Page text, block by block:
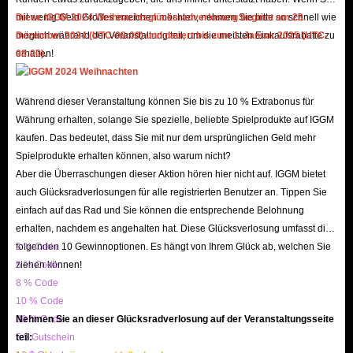
optimalen Start ins Spiel, ohne Ihr Budget zu sprengen.
Blitzschnelle Lieferung: Wir legen Wert auf schnellen Service – nicht nur
auf dem Spielfeld. Sobald Ihre Bestellung bestätigt ist, sorgt unser
innerhalb von nur 15 Minuten bearbeitet werden und Sie Ihre Account-
Details sowie alle relevanten Informationen per E-Mail erhalten. Langes
Warten gehört der Vergangenheit an. Schnapp dir einfach deinen Kaffee
und leg los mit deiner Meisterschaftsstrategie. IGGM ist der beste Shop für
FC 27-Accounts!
Professioneller Kundensupport rund um die Uhr: Egal, ob du Fragen zu
deinem ersten Kauf hast oder technische Probleme beim Einloggen in
rund um die Uhr für dich da und bietet dir professionelle, persönliche
Unterstützung.
Lass dich nicht von langen Systembeschränkungen in deinem taktischen
Genie aufhalten. Mit einem FC 27-Account auf IGGM.com kannst du
mit wenig Geld Großes erreichen möchten, nehmen Sie bitte so schnell wie
möglich während der Veranstaltung teil, um die meisten Einkaufsrabatte zu
erhalten!
Diese IGGM 2024 Weihnachtsglücksradverlosung beginnt am 23.
Dezember 2024 (UTC-08:00) und dauert bis zum 1. Januar 2025 (UTC-
08:00).
Während dieser Veranstaltung können Sie bis zu 10 % Extrabonus für
Währung erhalten, solange Sie spezielle, beliebte Spielprodukte auf IGGM
kaufen. Das bedeutet, dass Sie mit nur dem ursprünglichen Geld mehr
Spielprodukte erhalten können, also warum nicht?
Aber die Überraschungen dieser Aktion hören hier nicht auf. IGGM bietet
auch Glücksradverlosungen für alle registrierten Benutzer an. Tippen Sie
einfach auf das Rad und Sie können die entsprechende Belohnung
erhalten, nachdem es angehalten hat. Diese Glücksverlosung umfasst die
folgenden 10 Gewinnoptionen. Es hängt von Ihrem Glück ab, welchen Sie
ziehen können!
3 % Code
5 % Code
8 % Code
10 % Code
20 % Code
5 $ Gutschein
Nehmen Sie an dieser Glücksradverlosung auf der Veranstaltungsseite
teil: